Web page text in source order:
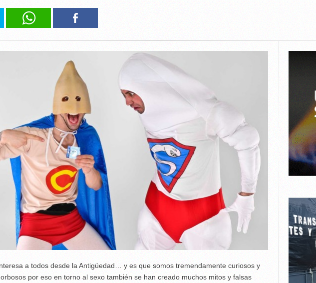
a todos desde la Antigüedad… y es que somos tremendamente curiosos y
por eso en torno al sexo también se han creado muchos mitos y falsas